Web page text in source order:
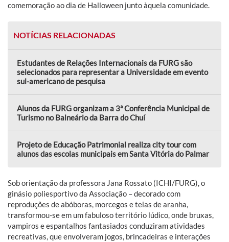
comemoração ao dia de Halloween junto àquela comunidade.
NOTÍCIAS RELACIONADAS
Estudantes de Relações Internacionais da FURG são
selecionados para representar a Universidade em evento
sul-americano de pesquisa
Alunos da FURG organizam a 3ª Conferência Municipal de
Turismo no Balneário da Barra do Chuí
Projeto de Educação Patrimonial realiza city tour com
alunos das escolas municipais em Santa Vitória do Palmar
Sob orientação da professora Jana Rossato (ICHI/FURG), o
ginásio poliesportivo da Associação – decorado com
reproduções de abóboras, morcegos e teias de aranha,
transformou-se em um fabuloso território lúdico, onde bruxas,
vampiros e espantalhos fantasiados conduziram atividades
recreativas, que envolveram jogos, brincadeiras e interações